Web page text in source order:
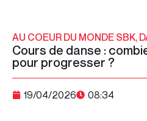
AU COEUR DU MONDE SBK,
Cours de danse :
pour progresser ?
19/04/2026 08:34